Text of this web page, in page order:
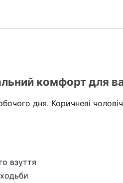
комфорт для
дня. Коричневі
взуття